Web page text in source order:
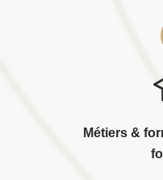
Métiers &